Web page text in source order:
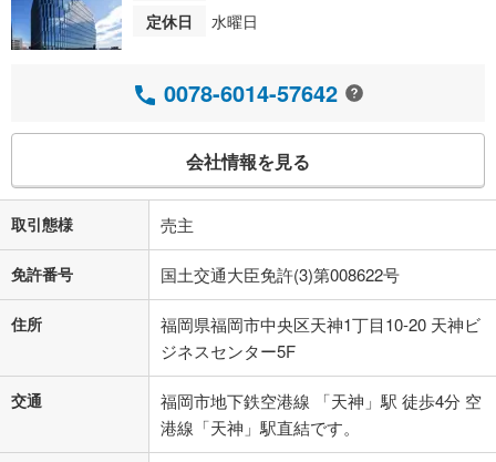
定休日
水曜日
0078-6014-57642
会社情報を見る
取引態様 売主
免許番号 国土交通大臣免許(3)第008622号
住所
福岡県福岡市中央区天神1丁目10-20 天神ビ
ジネスセンター5F
交通
福岡市地下鉄空港線 「天神」駅 徒歩4分 空
港線「天神」駅直結です。